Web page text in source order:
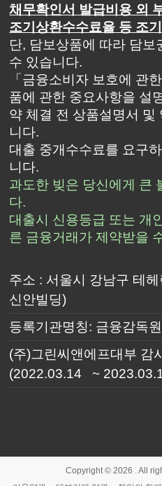
채무확인서 발급비용 외
조기상환수수료율 등 조
단, 담보상품에 따라 담
수 있습니다.
「금융소비자 보호에 관
품에 관한 중요사항을 설
약 체결 전 상품설명서 및
니다.
대출 중개수수료를 요구
니다.
과도한 빚은 당신에게 큰
다.
대출시 신용등급 또는 개
른 금융거래가 제약받을
주소 : 서울시 강남구 테
신안빌딩)
등록기관명칭: 금융감독
(주)그린씨앤에프대부 감
(2022.03.14 ~
Copyright © 2026 . All